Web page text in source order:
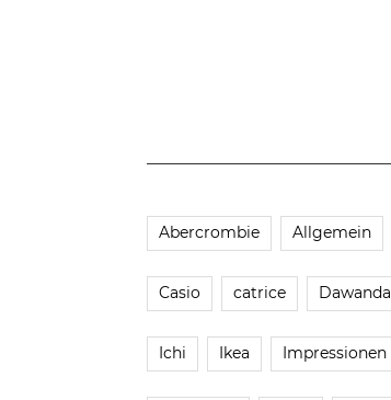
Abercrombie Allgemein
Casio catrice Dawanda
Ichi Ikea Impressionen